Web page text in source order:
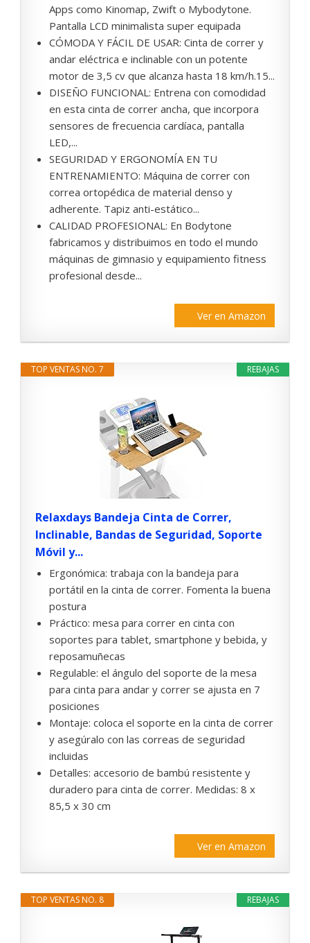
Apps como Kinomap, Zwift o Mybodytone.
Pantalla LCD minimalista super equipada
CÓMODA Y FÁCIL DE USAR: Cinta de correr y
andar eléctrica e inclinable con un potente
motor de 3,5 cv que alcanza hasta 18 km/h.15...
DISEÑO FUNCIONAL: Entrena con comodidad
en esta cinta de correr ancha, que incorpora
sensores de frecuencia cardíaca, pantalla
LED,...
SEGURIDAD Y ERGONOMÍA EN TU
ENTRENAMIENTO: Máquina de correr con
correa ortopédica de material denso y
adherente. Tapiz anti-estático...
CALIDAD PROFESIONAL: En Bodytone
fabricamos y distribuimos en todo el mundo
máquinas de gimnasio y equipamiento fitness
profesional desde...
Ver en Amazon
REBAJAS
TOP VENTAS NO. 7
Relaxdays Bandeja Cinta de Correr,
Inclinable, Bandas de Seguridad, Soporte
Móvil y...
Ergonómica: trabaja con la bandeja para
portátil en la cinta de correr. Fomenta la buena
postura
Práctico: mesa para correr en cinta con
soportes para tablet, smartphone y bebida, y
reposamuñecas
Regulable: el ángulo del soporte de la mesa
para cinta para andar y correr se ajusta en 7
posiciones
Montaje: coloca el soporte en la cinta de correr
y asegúralo con las correas de seguridad
incluidas
Detalles: accesorio de bambú resistente y
duradero para cinta de correr. Medidas: 8 x
85,5 x 30 cm
Ver en Amazon
REBAJAS
TOP VENTAS NO. 8